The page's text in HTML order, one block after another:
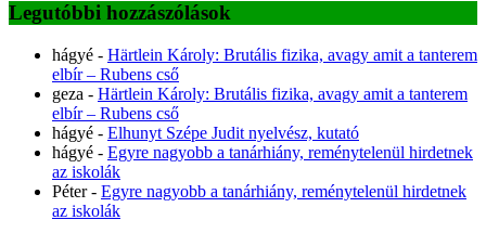
Legutóbbi hozzászólások
hágyé - Härtlein Károly: Brutális fizika, avagy amit a tanterem
elbír – Rubens cső
geza - Härtlein Károly: Brutális fizika, avagy amit a tanterem
elbír – Rubens cső
hágyé - Elhunyt Szépe Judit nyelvész, kutató
hágyé - Egyre nagyobb a tanárhiány, reménytelenül hirdetnek
az iskolák
Péter- Egyre nagyobb a tanárhiány, reménytelenül hirdetnek
az iskolák